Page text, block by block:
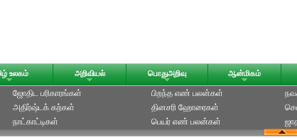
உலகம் அறிவியல் பொதுஅறிவு ஆன்மிகம்
ஜோதிட ப‌ரிகார‌ங்க‌ள்
அதிர்ஷ்டக் கற்கள்
நாட்காட்டிகள்
பிறந்த எண் பலன்கள்
தினசரி ஹோரைகள்
பெயர் எண் பலன்கள்